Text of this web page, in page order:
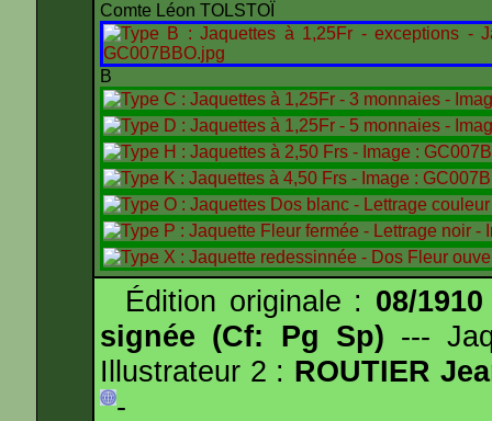
Comte Léon TOLSTOÏ
B
Édition originale : 08/1910
signée (Cf: Pg Sp) ---
Illustrateur 2 : ROUTIER
-